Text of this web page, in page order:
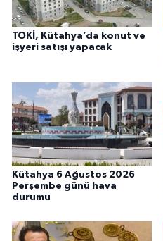
TOKİ, Kütahya’da konut ve
işyeri satışı yapacak
Kütahya 6 Ağustos 2026
Perşembe günü hava
durumu